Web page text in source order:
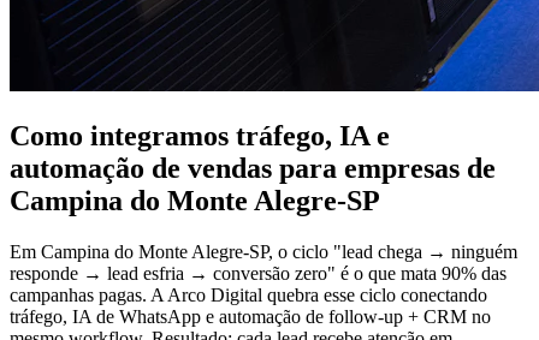
Como integramos tráfego, IA e
automação de vendas para empresas de
Campina do Monte Alegre-SP
Em Campina do Monte Alegre-SP, o ciclo "lead chega → ninguém
responde → lead esfria → conversão zero" é o que mata 90% das
campanhas pagas. A Arco Digital quebra esse ciclo conectando
tráfego, IA de WhatsApp e automação de follow-up + CRM no